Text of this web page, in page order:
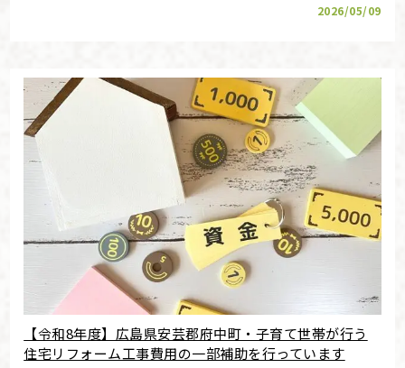
2026/05/09
【令和8年度】広島県安芸郡府中町・子育て世帯が行う
住宅リフォーム工事費用の一部補助を行っています